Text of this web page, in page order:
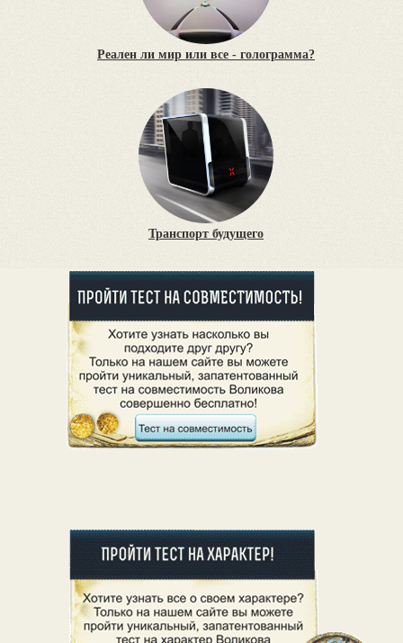
Реален ли мир или все - голограмма?
Транспорт будущего